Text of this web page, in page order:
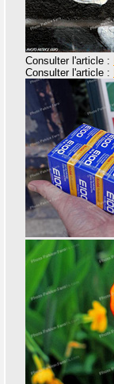
Consulter l'article :
Consulter l'article :